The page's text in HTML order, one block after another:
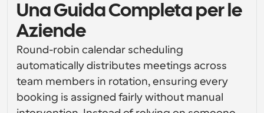
Pianificazione collaborativa per gruppi
Per sviluppatori
Caratteristiche potenti e integrazioni
Per le imprese
Sviluppatore
Documentazione per Sviluppatori
Documentazione per la piattaforma Cal.com
API
Risorse
API
Crea le tue integrazioni personalizzate con la nostra
Prezzo
Una Guida Completa per le
Aziende
Round-robin calendar scheduling
automatically distributes meetings across
team members in rotation, ensuring every
booking is assigned fairly without manual